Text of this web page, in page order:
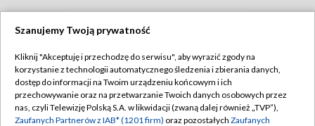
Abonament TVP
Sklep TVP
Biuro Reklamy
Regulamin TVP
Polityka prywatności
Moje zgody
Szanujemy Twoją prywatność
Kliknij "Akceptuję i przechodzę do serwisu", aby wyrazić zgody na
korzystanie z technologii automatycznego śledzenia i zbierania danych,
dostęp do informacji na Twoim urządzeniu końcowym i ich
przechowywanie oraz na przetwarzanie Twoich danych osobowych przez
nas, czyli Telewizję Polską S.A. w likwidacji (zwaną dalej również „TVP”),
Zaufanych Partnerów z IAB* (1201 firm) oraz pozostałych Zaufanych